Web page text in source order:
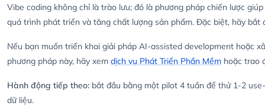
Vibe coding không chỉ là trào lưu; đó là phương pháp chiến lược
quá trình phát triển và tăng chất lượng sản phẩm. Đặc biệt, hãy
Nếu bạn muốn triển khai giải pháp AI-assisted development hoặc
phương pháp này, hãy xem dịch vụ Phát Triển Phần Mềm hoặc trao
Hành động tiếp theo: bắt đầu bằng một pilot 4 tuần để thử 1-2
dữ liệu.